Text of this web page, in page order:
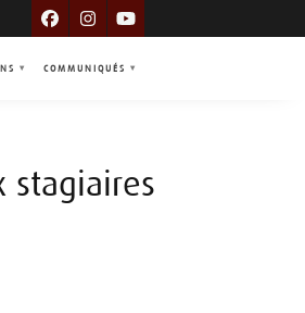
▾ COMMUNIQUÉS ▾
stagiaires